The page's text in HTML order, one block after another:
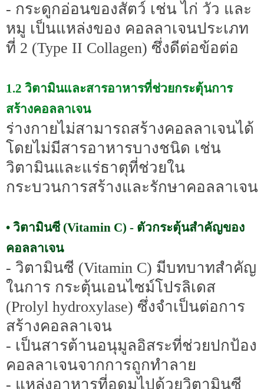
- กระดูกอ่อนของสัตว์ เช่น ไก่ วัว และ
หมู เป็นแหล่งของ คอลลาเจนประเภท
ที่ 2 (Type II Collagen) ซึ่งดีต่อข้อต่อ
1.2 วิตามินและสารอาหารที่ช่วยกระตุ้นการ
สร้างคอลลาเจน
ร่างกายไม่สามารถสร้างคอลลาเจนได้
โดยไม่มีสารอาหารบางชนิด เช่น
วิตามินและแร่ธาตุที่ช่วยใน
กระบวนการสร้างและรักษาคอลลาเจน
• วิตามินซี (Vitamin C) - ตัวกระตุ้นสำคัญของ
คอลลาเจน
- วิตามินซี (Vitamin C) มีบทบาทสำคัญ
ในการ กระตุ้นเอนไซม์โปรลิเดส
(Prolyl hydroxylase) ซึ่งจำเป็นต่อการ
สร้างคอลลาเจน
- เป็นสารต้านอนุมูลอิสระที่ช่วยปกป้อง
คอลลาเจนจากการถูกทำลาย
- แหล่งอาหารที่อุดมไปด้วยวิตามินซี